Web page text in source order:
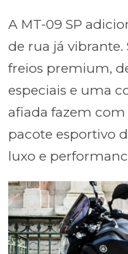
A MT-09 SP
de rua já vibrante.
freios premium,
especiais e uma
afiada fazem com
pacote esportivo
luxo e